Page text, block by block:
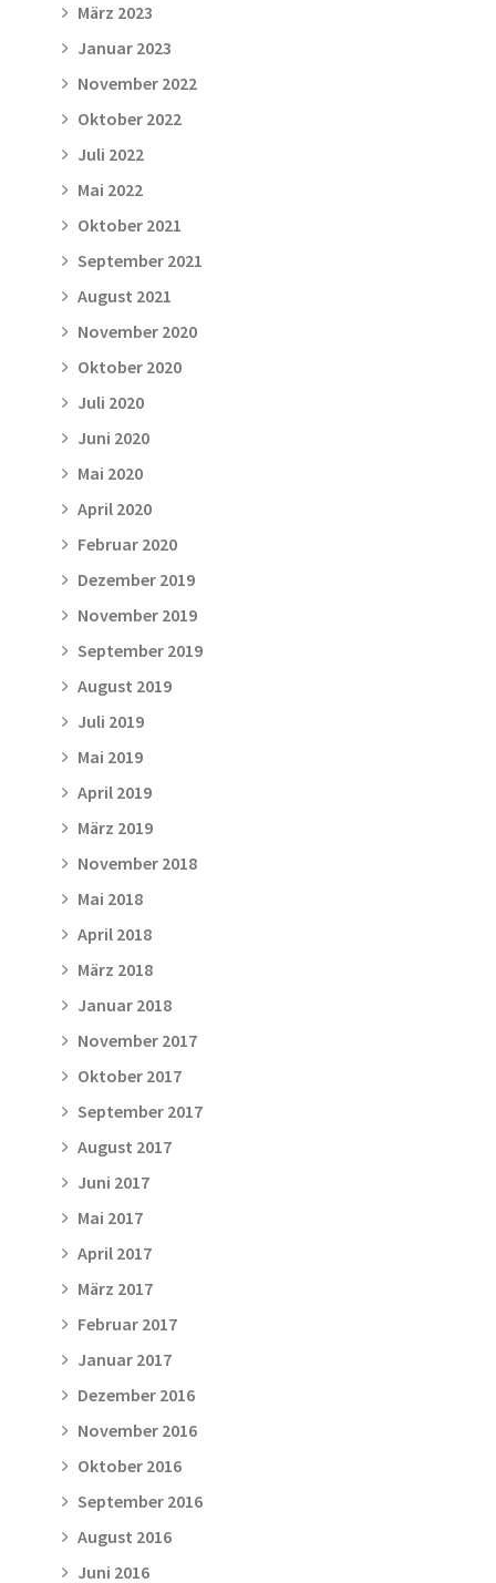
März 2023
Januar 2023
November 2022
Oktober 2022
Juli 2022
Mai 2022
Oktober 2021
September 2021
August 2021
November 2020
Oktober 2020
Juli 2020
Juni 2020
Mai 2020
April 2020
Februar 2020
Dezember 2019
November 2019
September 2019
August 2019
Juli 2019
Mai 2019
April 2019
März 2019
November 2018
Mai 2018
April 2018
März 2018
Januar 2018
November 2017
Oktober 2017
September 2017
August 2017
Juni 2017
Mai 2017
April 2017
März 2017
Februar 2017
Januar 2017
Dezember 2016
November 2016
Oktober 2016
September 2016
August 2016
Juni 2016